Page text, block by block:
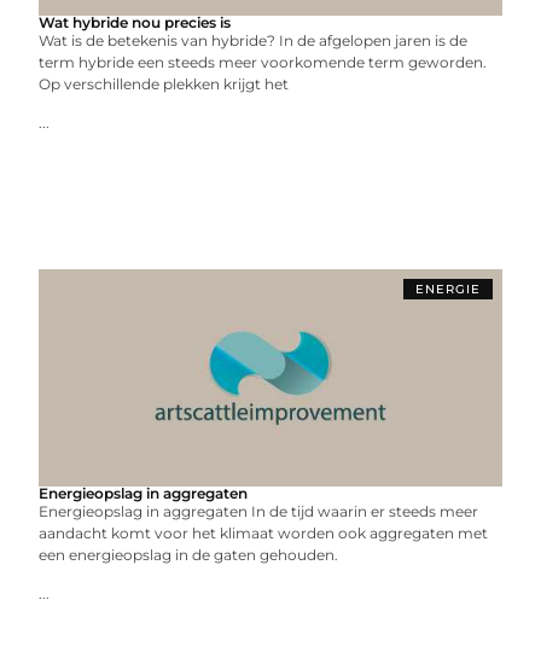
Wat hybride nou precies is
Wat is de betekenis van hybride? In de afgelopen jaren is de
term hybride een steeds meer voorkomende term geworden.
Op verschillende plekken krijgt het
...
ENERGIE
Energieopslag in aggregaten
Energieopslag in aggregaten In de tijd waarin er steeds meer
aandacht komt voor het klimaat worden ook aggregaten met
een energieopslag in de gaten gehouden.
...